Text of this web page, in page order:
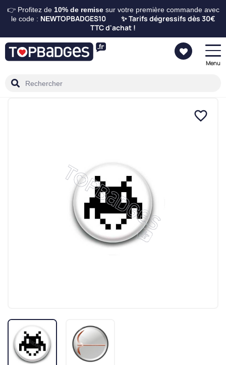
👉 Profitez de 10% de remisesur votre première commande avec
le code : NEWTOPBADGES10 ✨ Tarifs dégressifs dès 30€
TTC d'achat !
Menu
favorite_border